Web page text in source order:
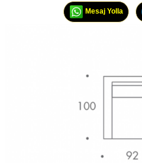
Mesaj Yolla